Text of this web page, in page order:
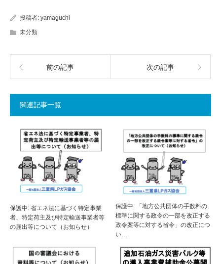
投稿者: yamaguchi
未分類
前の記事 次の記事
関連記事一覧
保護中: 省エネ法に基づく特定事業
者、特定荷主及び特定輸送事業者等
の届出等について（お知らせ）
保護中: 「地方公共団体の手数料の
標準に関する政令の一部を改正する
政令案等に対する省令」の改正につ
い…